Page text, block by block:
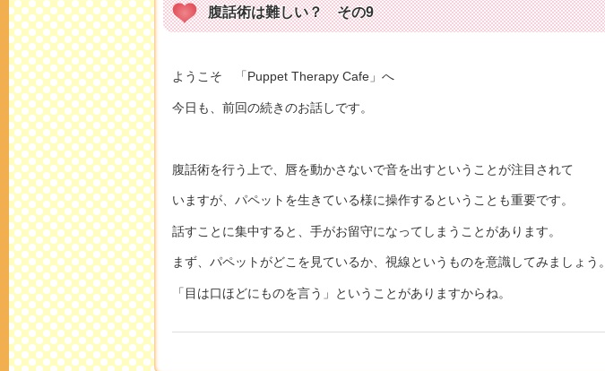
腹話術は難しい？ その9
ようこそ 「Puppet Therapy Cafe」へ
今日も、前回の続きのお話しです。
腹話術を行う上で、唇を動かさないで音を出すということが注目されて
いますが、パペットを生きている様に操作するということも重要です。
話すことに集中すると、手がお留守になってしまうことがあります。
まず、パペットがどこを見ているか、視線というものを意識してみましょう。
「目は口ほどにものを言う」ということがありますからね。